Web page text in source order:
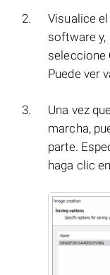
Visualice
software y,
seleccione
Puede ver
Una vez
marcha,
parte.
haga clic en